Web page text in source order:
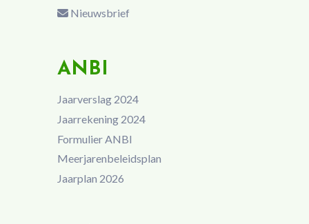
Nieuwsbrief
ANBI
Jaarverslag 2024
Jaarrekening 2024
Formulier ANBI
Meerjarenbeleidsplan
Jaarplan 2026